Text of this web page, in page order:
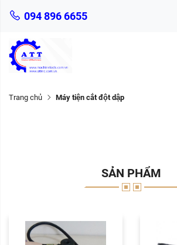
094 896 6655
Trang chủ Máy tiện cắt đột dập
SẢN PHẨM